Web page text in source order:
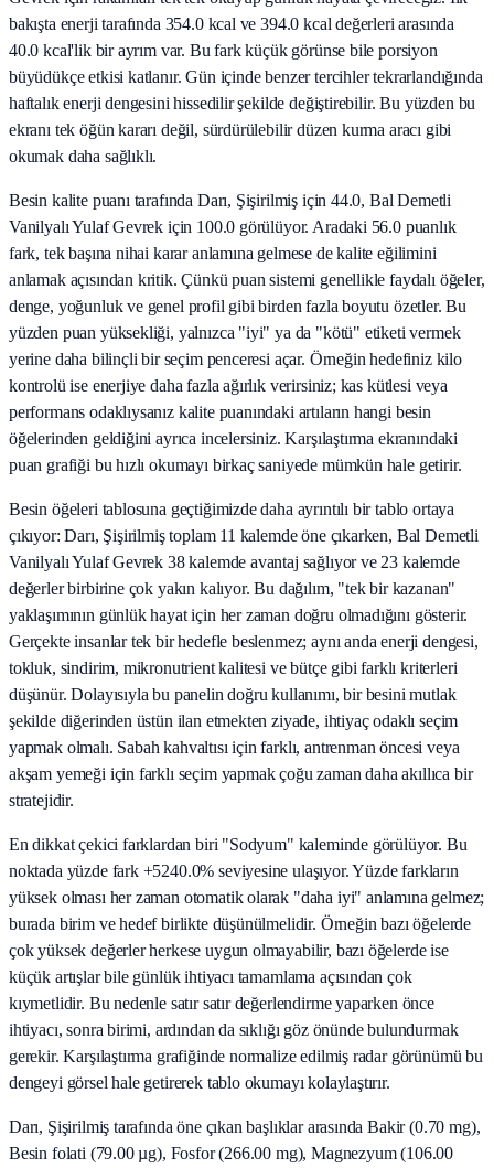
bakışta enerji tarafında 354.0 kcal ve 394.0 kcal değerleri arasında
40.0 kcal'lik bir ayrım var. Bu fark küçük görünse bile porsiyon
büyüdükçe etkisi katlanır. Gün içinde benzer tercihler tekrarlandığında
haftalık enerji dengesini hissedilir şekilde değiştirebilir. Bu yüzden bu
ekranı tek öğün kararı değil, sürdürülebilir düzen kurma aracı gibi
okumak daha sağlıklı.
Besin kalite puanı tarafında Darı, Şişirilmiş için 44.0, Bal Demetli
Vanilyalı Yulaf Gevrek için 100.0 görülüyor. Aradaki 56.0 puanlık
fark, tek başına nihai karar anlamına gelmese de kalite eğilimini
anlamak açısından kritik. Çünkü puan sistemi genellikle faydalı öğeler,
denge, yoğunluk ve genel profil gibi birden fazla boyutu özetler. Bu
yüzden puan yüksekliği, yalnızca "iyi" ya da "kötü" etiketi vermek
yerine daha bilinçli bir seçim penceresi açar. Örneğin hedefiniz kilo
kontrolü ise enerjiye daha fazla ağırlık verirsiniz; kas kütlesi veya
performans odaklıysanız kalite puanındaki artıların hangi besin
öğelerinden geldiğini ayrıca incelersiniz. Karşılaştırma ekranındaki
puan grafiği bu hızlı okumayı birkaç saniyede mümkün hale getirir.
Besin öğeleri tablosuna geçtiğimizde daha ayrıntılı bir tablo ortaya
çıkıyor: Darı, Şişirilmiş toplam 11 kalemde öne çıkarken, Bal Demetli
Vanilyalı Yulaf Gevrek 38 kalemde avantaj sağlıyor ve 23 kalemde
değerler birbirine çok yakın kalıyor. Bu dağılım, "tek bir kazanan"
yaklaşımının günlük hayat için her zaman doğru olmadığını gösterir.
Gerçekte insanlar tek bir hedefle beslenmez; aynı anda enerji dengesi,
tokluk, sindirim, mikronutrient kalitesi ve bütçe gibi farklı kriterleri
düşünür. Dolayısıyla bu panelin doğru kullanımı, bir besini mutlak
şekilde diğerinden üstün ilan etmekten ziyade, ihtiyaç odaklı seçim
yapmak olmalı. Sabah kahvaltısı için farklı, antrenman öncesi veya
akşam yemeği için farklı seçim yapmak çoğu zaman daha akıllıca bir
stratejidir.
En dikkat çekici farklardan biri "Sodyum" kaleminde görülüyor. Bu
noktada yüzde fark +5240.0% seviyesine ulaşıyor. Yüzde farkların
yüksek olması her zaman otomatik olarak "daha iyi" anlamına gelmez;
burada birim ve hedef birlikte düşünülmelidir. Örneğin bazı öğelerde
çok yüksek değerler herkese uygun olmayabilir, bazı öğelerde ise
küçük artışlar bile günlük ihtiyacı tamamlama açısından çok
kıymetlidir. Bu nedenle satır satır değerlendirme yaparken önce
ihtiyacı, sonra birimi, ardından da sıklığı göz önünde bulundurmak
gerekir. Karşılaştırma grafiğinde normalize edilmiş radar görünümü bu
dengeyi görsel hale getirerek tablo okumayı kolaylaştırır.
Darı, Şişirilmiş tarafında öne çıkan başlıklar arasında Bakir (0.70 mg),
Besin folati (79.00 µg), Fosfor (266.00 mg), Magnezyum (106.00